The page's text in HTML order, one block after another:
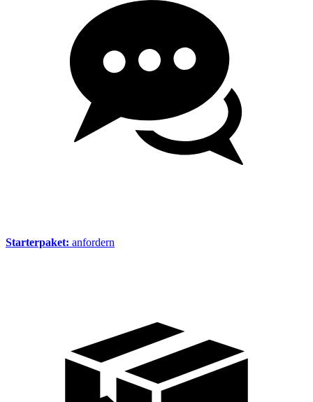
Starterpaket: anfordern